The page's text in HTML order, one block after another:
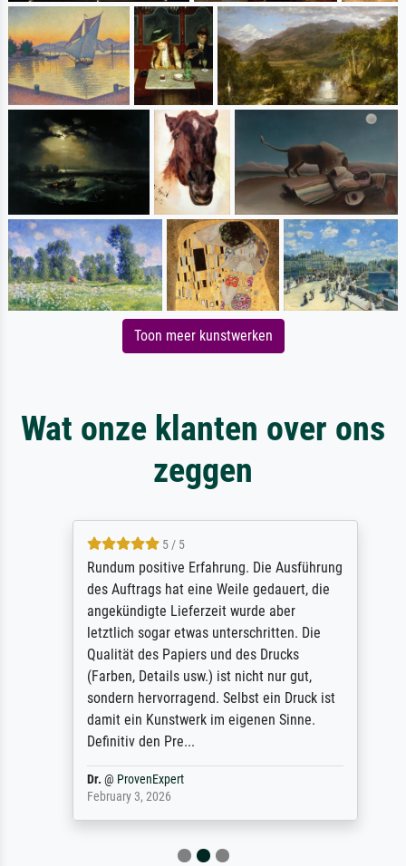
Toon meer kunstwerken
Wat onze klanten over ons
zeggen
5 / 5
Rundum positive Erfahrung. Die Ausführung
des Auftrags hat eine Weile gedauert, die
angekündigte Lieferzeit wurde aber
letztlich sogar etwas unterschritten. Die
Qualität des Papiers und des Drucks
(Farben, Details usw.) ist nicht nur gut,
sondern hervorragend. Selbst ein Druck ist
damit ein Kunstwerk im eigenen Sinne.
Definitiv den Pre...
Dr.@ProvenExpert
February 3, 2026